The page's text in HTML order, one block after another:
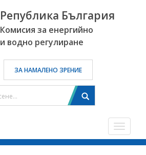
Република България
Комисия за енергийно
и водно регулиране
ЗА НАМАЛЕНО ЗРЕНИЕ
Toggle